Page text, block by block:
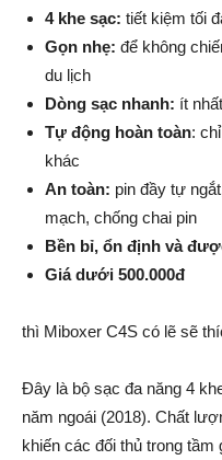
4 khe sạc: tiết kiệm tối
Gọn nhẹ: để không
du lịch
Dòng sạc nhanh: ít
Tự động hoàn toàn:
khác
An toàn: pin đầy tự
mạch, chống chai pin
Bền bỉ, ổn định và
Giá dưới 500.000đ
thì Miboxer C4S có lẽ sẽ
Đây là bộ sạc đa năng 4
năm ngoái (2018). Chất
khiến các đối thủ trong